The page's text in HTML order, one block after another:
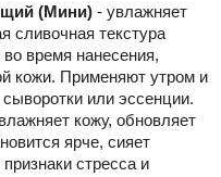
(Мини) - увлажняет
сливочная текстура
время нанесения,
кожи. Применяют утром и
или эссенции.
кожу, обновляет
ярче, сияет
стресса и